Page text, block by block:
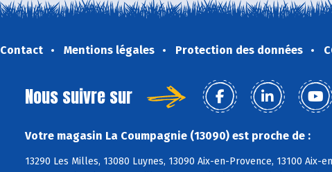
Contact Mentions légales Protection des données
Nous suivre sur
Votre magasin La Coumpagnie (13090) est proche de :
13290 Les Milles, 13080 Luynes, 13090 Aix-en-Provence, 13100 Aix-